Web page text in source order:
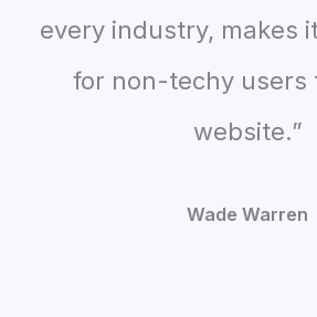
every industry, makes
for non-techy users
website.”
Wade Warren